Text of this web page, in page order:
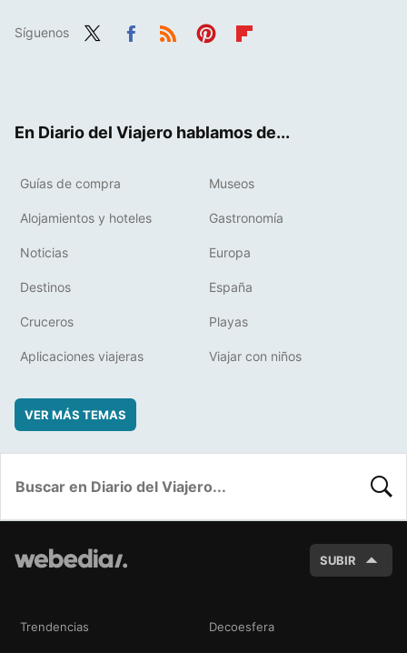
Síguenos
En Diario del Viajero hablamos de...
Guías de compra Museos
Alojamientos y hoteles Gastronomía
Noticias Europa
Destinos España
Cruceros Playas
Aplicaciones viajeras Viajar con niños
VER MÁS TEMAS
SUBIR
Trendencias Decoesfera